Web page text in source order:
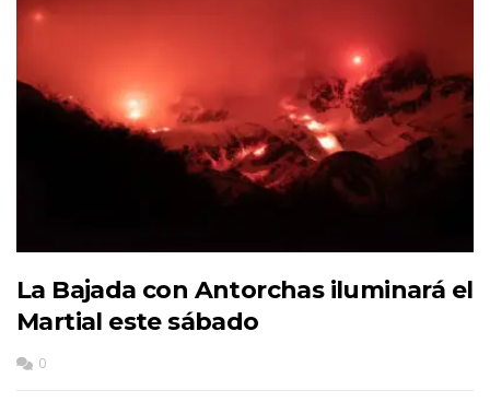
La Bajada con Antorchas iluminará el
Martial este sábado
0